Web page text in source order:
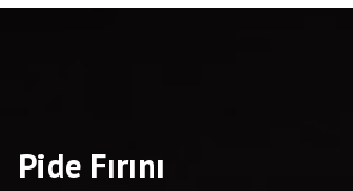
Pide Fırını